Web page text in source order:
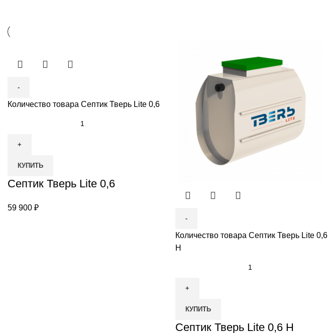
Количество товара Септик Тверь Lite 0,6
КУПИТЬ
Септик Тверь Lite 0,6
59 900 ₽
Количество товара Септик Тверь Lite 0,6
Н
КУПИТЬ
Септик Тверь Lite 0,6 Н